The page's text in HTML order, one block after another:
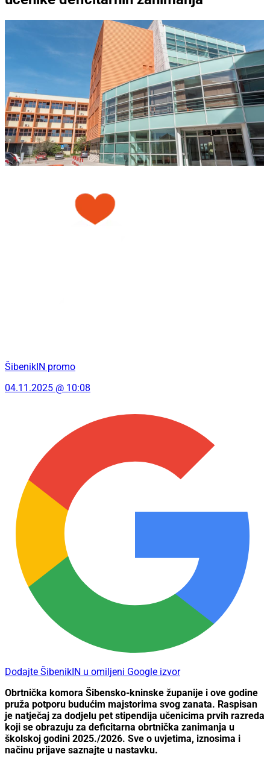
ŠibenikIN promo
04.11.2025 @ 10:08
Dodajte ŠibenikIN u omiljeni Google izvor
Obrtnička komora Šibensko-kninske županije i ove godine
pruža potporu budućim majstorima svog zanata. Raspisan
je natječaj za dodjelu pet stipendija učenicima prvih razreda
koji se obrazuju za deficitarna obrtnička zanimanja u
školskoj godini 2025./2026. Sve o uvjetima, iznosima i
načinu prijave saznajte u nastavku.